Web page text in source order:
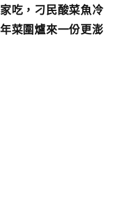
吃，刁民酸菜魚冷
菜圍爐來一份更澎